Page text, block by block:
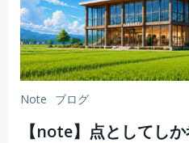
Note ブログ
【note】点としてし